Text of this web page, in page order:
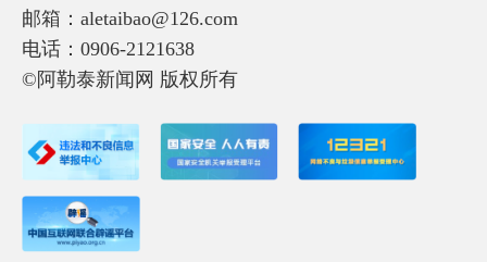
邮箱：aletaibao@126.com
电话：0906-2121638
©阿勒泰新闻网 版权所有